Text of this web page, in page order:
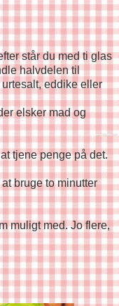
står du med ti glas
halvdelen til
eddike eller
elsker mad og
tjene penge på det.
bruge to minutter
muligt med. Jo flere,